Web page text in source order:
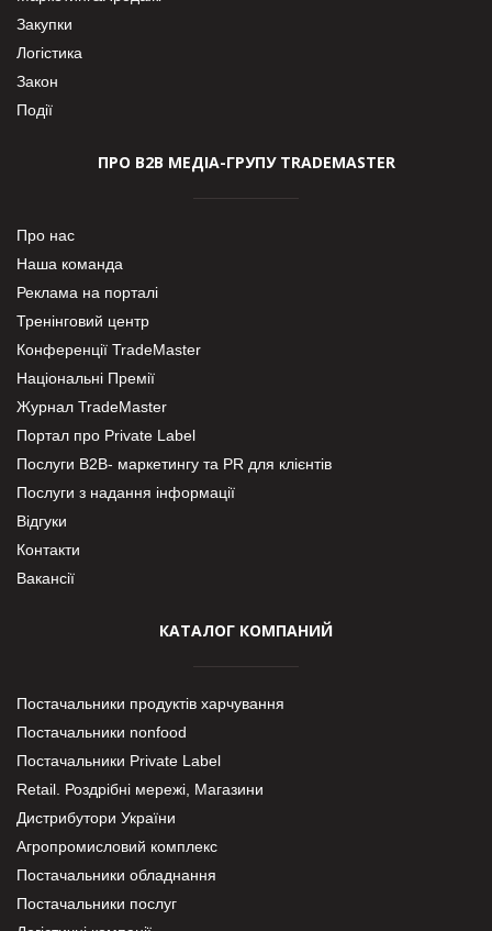
Закупки
Логістика
Закон
Події
ПРО В2В МЕДІА-ГРУПУ TRADEMASTER
Про нас
Наша команда
Реклама на порталі
Тренінговий центр
Конференції TradeMaster
Національні Премії
Журнал TradeMaster
Портал про Private Label
Послуги В2В- маркетингу та PR для клієнтів
Послуги з надання інформації
Відгуки
Контакти
Вакансії
КАТАЛОГ КОМПАНИЙ
Постачальники продуктів харчування
Постачальники nonfood
Постачальники Private Label
Retail. Роздрібні мережі, Магазини
Дистрибутори України
Агропромисловий комплекс
Постачальники обладнання
Постачальники послуг